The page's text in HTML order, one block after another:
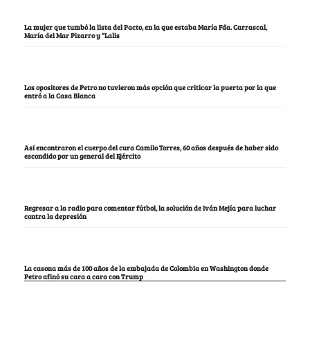
La mujer que tumbó la lista del Pacto, en la que estaba María Fda. Carrascal,
María del Mar Pizarro y “Lalis
Los opositores de Petro no tuvieron más opción que criticar la puerta por la que
entró a la Casa Blanca
Así encontraron el cuerpo del cura Camilo Torres, 60 años después de haber sido
escondido por un general del Ejército
Regresar a la radio para comentar fútbol, la solución de Iván Mejía para luchar
contra la depresión
La casona más de 100 años de la embajada de Colombia en Washington donde
Petro afinó su cara a cara con Trump